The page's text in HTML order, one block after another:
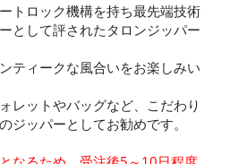
トロック機構を持ち最先端技術
として評されたタロンジッパー
ティークな風合いをお楽しみい
レットやバッグなど、こだわり
ジッパーとしてお勧めです。